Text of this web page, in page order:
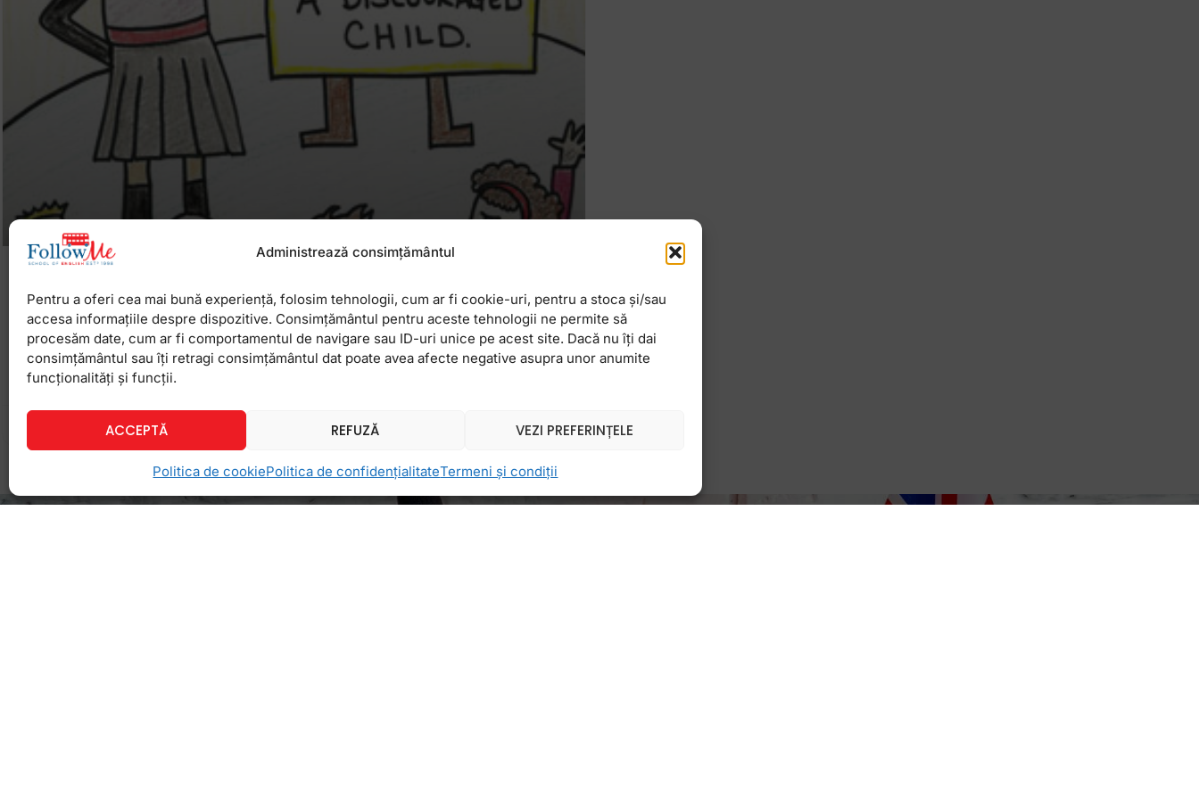
Administrează consimțământul
Pentru a oferi cea mai bună experiență, folosim tehnologii, cum ar fi cookie-uri, pentru a stoca și/sau
accesa informațiile despre dispozitive. Consimțământul pentru aceste tehnologii ne permite să
procesăm date, cum ar fi comportamentul de navigare sau ID-uri unice pe acest site. Dacă nu îți dai
consimțământul sau îți retragi consimțământul dat poate avea afecte negative asupra unor anumite
funcționalități și funcții.
ACCEPTĂ REFUZĂ VEZI PREFERINȚELE
Politica de cookiePolitica de confidențialitateTermeni și condiții
Despre disciplina si respectarea regulilor
Problema cu respectarea regulilor e data de faptul ca toata lumea
asociaza disciplina cu pedeapsa. Am mai scris despre importanta
regulamentului, dar putem sustine cu tarie ca e un subiect
18 februarie 2013 Niciun comentariu